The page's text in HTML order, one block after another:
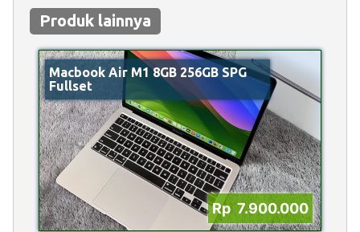
Produk lainnya
Macbook Air M1 8GB 256GB SPG
Fullset
Rp 7.900.000